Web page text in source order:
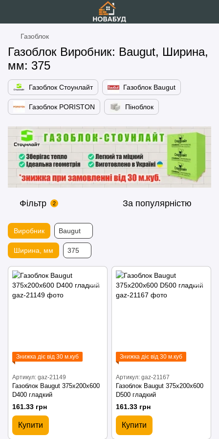
Газоблок
Газоблок Виробник: Baugut, Ширина,
мм: 375
Газоблок Стоунлайт Газоблок Baugut
Газоблок PORISTON Піноблок
Фільтр 2 За популярністю
Виробник Baugut
Ширина, мм 375
Знижка діє від 30 м.куб
Артикул: gaz-21149
Газоблок Baugut 375х200х600
D400 гладкий
161.33 грн
Купити
Знижка діє від 30 м.куб
Артикул: gaz-21167
Газоблок Baugut 375х200х600
D500 гладкий
161.33 грн
Купити